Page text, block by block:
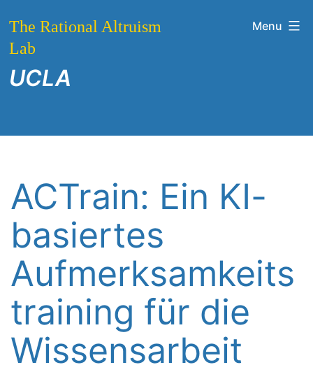
to
content
The Rational Altruism
Lab
UCLA
Menu
ACTrain: Ein KI-
basiertes
Aufmerksamkeits
training für die
Wissensarbeit